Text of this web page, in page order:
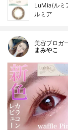
LuMia(ルミ
ルミア
美容ブロガ
まみやこ